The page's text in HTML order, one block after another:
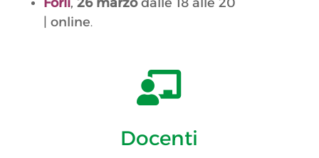
online.

Docenti